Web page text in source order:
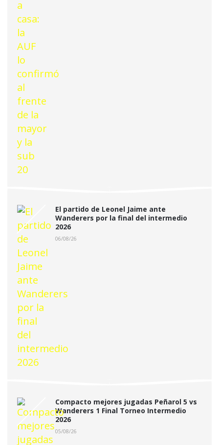
El partido de Leonel Jaime ante
Wanderers por la final del intermedio
2026
06/08/26
Compacto mejores jugadas Peñarol 5 vs
Wanderers 1 Final Torneo Intermedio
2026
05/08/26